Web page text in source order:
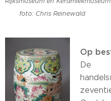
foto: Chris Reinewald
Op
De